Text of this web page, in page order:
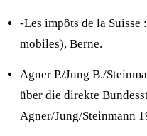
-Les impôts de la
mobiles), Berne.
Agner P./Jung B./
über die direkte
Agner/Jung/Steinmann